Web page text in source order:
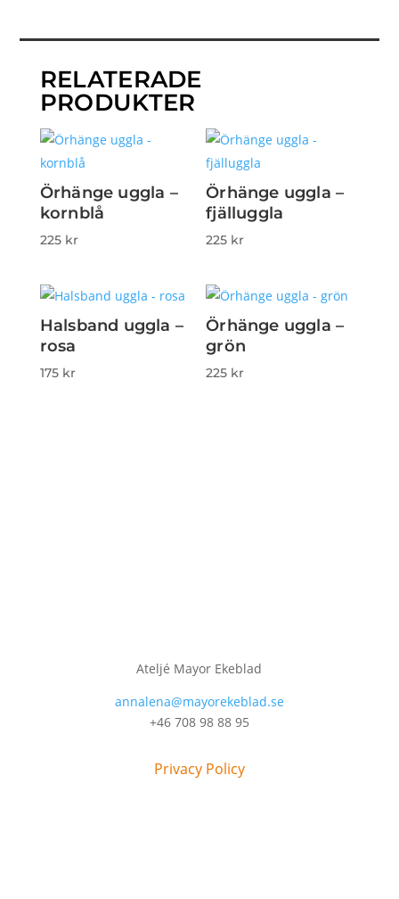
RELATERADE
PRODUKTER
Örhänge uggla –
kornblå
225 kr
Örhänge uggla –
fjälluggla
225 kr
Halsband uggla –
rosa
175 kr
Örhänge uggla –
grön
225 kr
Ateljé Mayor Ekeblad
annalena@mayorekeblad.se
+46 708 98 88 95
Privacy Policy